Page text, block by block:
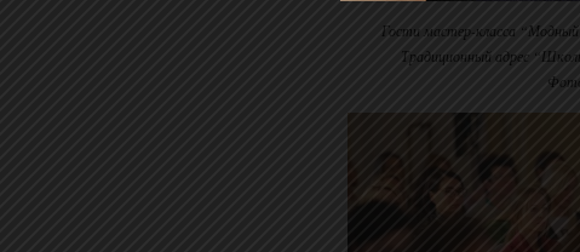
Гости мастер-класса “Модный
Традиционный адрес